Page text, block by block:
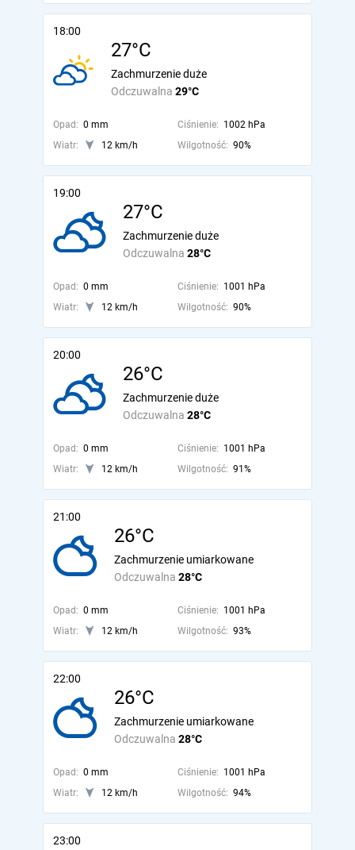
18:00
27°C
Odczuwalna 29°C
Zachmurzenie duże
Opad: 0 mm Ciśnienie: 1002 hPa
Wiatr:
12 km/h Wilgotność: 90%
19:00
27°C
Odczuwalna 28°C
Zachmurzenie duże
Opad: 0 mm Ciśnienie: 1001 hPa
Wiatr:
12 km/h Wilgotność: 90%
20:00
26°C
Odczuwalna 28°C
Zachmurzenie duże
Opad: 0 mm Ciśnienie: 1001 hPa
Wiatr:
12 km/h Wilgotność: 91%
21:00
26°C
Odczuwalna 28°C
Zachmurzenie umiarkowane
Opad: 0 mm Ciśnienie: 1001 hPa
Wiatr:
12 km/h Wilgotność: 93%
22:00
26°C
Odczuwalna 28°C
Zachmurzenie umiarkowane
Opad: 0 mm Ciśnienie: 1001 hPa
Wiatr:
12 km/h Wilgotność: 94%
23:00